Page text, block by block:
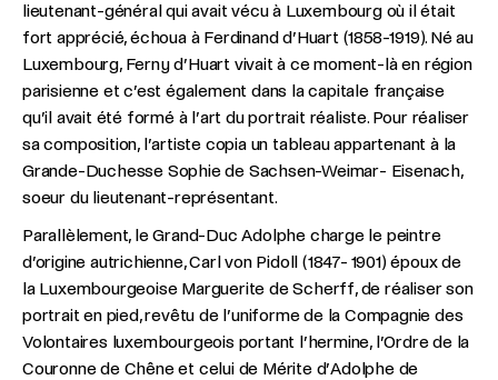
lieutenant-général qui avait vécu à Luxembourg où il était
fort apprécié, échoua à Ferdinand d’Huart (1858-1919). Né au
Luxembourg, Ferny d’Huart vivait à ce moment-là en région
parisienne et c’est également dans la capitale française
qu’il avait été formé à l’art du portrait réaliste. Pour réaliser
sa composition, l’artiste copia un tableau appartenant à la
Grande-Duchesse Sophie de Sachsen-Weimar- Eisenach,
soeur du lieutenant-représentant.
Parallèlement, le Grand-Duc Adolphe charge le peintre
d’origine autrichienne, Carl von Pidoll (1847- 1901) époux de
la Luxembourgeoise Marguerite de Scherff, de réaliser son
portrait en pied, revêtu de l’uniforme de la Compagnie des
Volontaires luxembourgeois portant l’hermine, l’Ordre de la
Couronne de Chêne et celui de Mérite d’Adolphe de